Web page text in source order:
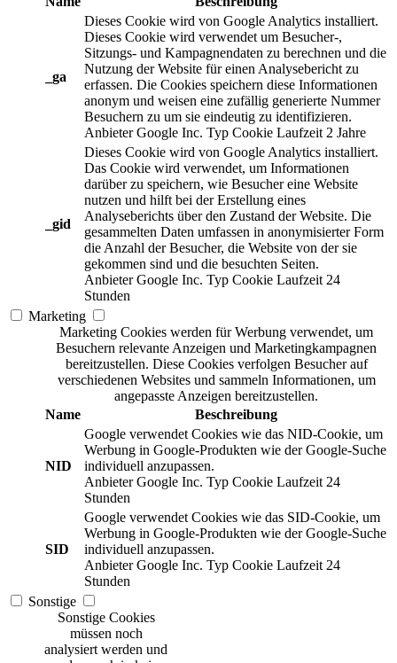
_ga
Dieses Cookie wird von Google Analytics installiert.
Dieses Cookie wird verwendet um Besucher-,
Sitzungs- und Kampagnendaten zu berechnen und die
Nutzung der Website für einen Analysebericht zu
erfassen. Die Cookies speichern diese Informationen
anonym und weisen eine zufällig generierte Nummer
Besuchern zu um sie eindeutig zu identifizieren.
Anbieter Google Inc. Typ Cookie Laufzeit 2 Jahre
_gid
Dieses Cookie wird von Google Analytics installiert.
Das Cookie wird verwendet, um Informationen
darüber zu speichern, wie Besucher eine Website
nutzen und hilft bei der Erstellung eines
Analyseberichts über den Zustand der Website. Die
gesammelten Daten umfassen in anonymisierter Form
die Anzahl der Besucher, die Website von der sie
gekommen sind und die besuchten Seiten.
Anbieter Google Inc. Typ Cookie Laufzeit 24
Stunden
Marketing
Marketing Cookies werden für Werbung verwendet, um
Besuchern relevante Anzeigen und Marketingkampagnen
bereitzustellen. Diese Cookies verfolgen Besucher auf
verschiedenen Websites und sammeln Informationen, um
angepasste Anzeigen bereitzustellen.
Name
Beschreibung
NID
Google verwendet Cookies wie das NID-Cookie, um
Werbung in Google-Produkten wie der Google-Suche
individuell anzupassen.
Anbieter Google Inc. Typ Cookie Laufzeit 24
Stunden
SID
Google verwendet Cookies wie das SID-Cookie, um
Werbung in Google-Produkten wie der Google-Suche
individuell anzupassen.
Anbieter Google Inc. Typ Cookie Laufzeit 24
Stunden
Sonstige
Sonstige Cookies
müssen noch
analysiert werden und